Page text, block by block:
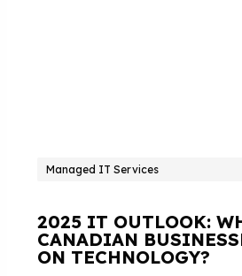
Managed IT Services
2025 IT OUTLOOK:
CANADIAN
ON TECHNOLOGY?